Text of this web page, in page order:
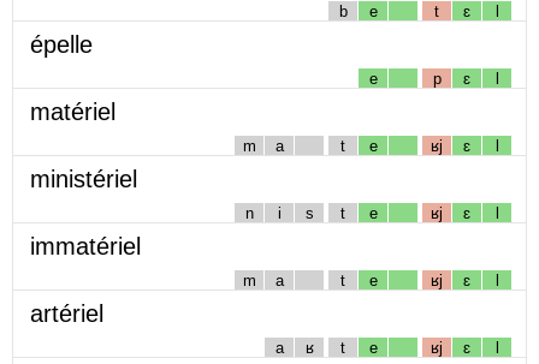
b e t ɛ l
épelle
e p ɛ l
matériel
m a t e ʁj ɛ l
ministériel
n i s t e ʁj ɛ l
immatériel
m a t e ʁj ɛ l
artériel
a ʁ t e ʁj ɛ l